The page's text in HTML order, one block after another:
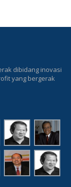
dibidang inovasi
yang bergerak